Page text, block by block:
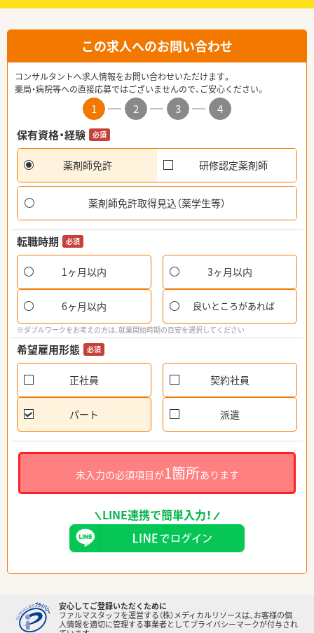
この求人へのお問い合わせ
コンサルタントへ求人情報をお問い合わせいただけます。
薬局・病院等への直接応募ではございませんので、ご安心ください。
1 2 3
4
保有資格・経験
必須
薬剤師免許 研修認定薬剤師
薬剤師免許取得見込（薬学生等）
転職時期 必須
1ヶ月以内 3ヶ月以内
6ヶ月以内 良いところがあれば
※ダブルワークをお考えの方は、就業開始時期の目安を選択してください
希望雇用形態 必須
正社員 契約社員
パート 派遣
未入力の必須項目が1箇所あります
LINE連携で簡単入力！
安心してご登録いただくために
ファルマスタッフを運営する（株）メディカルリソースは、お客様の個
人情報を適切に管理する事業者としてプライバシーマークが付与され